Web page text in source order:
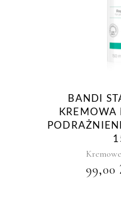
BANDI
KREMOWA
Kremowe
99,00